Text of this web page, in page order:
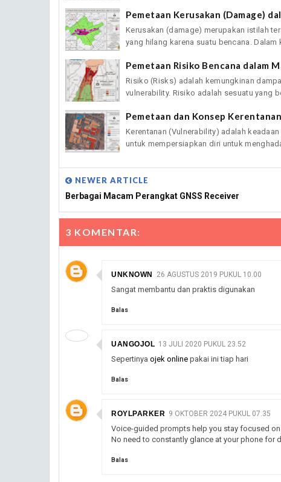
Pemetaan Kerusakan (Damage)
Kerusakan (damage) merupakan istilah
yang hilang karena suatu bencana. Dalam
Pemetaan Risiko Bencana dalam
Risiko (Risks) adalah kemungkinan
vulnerability. Risiko adalah sesuatu yang
Pemetaan dan Konsep
Kerentanan (Vulnerability) adalah
untuk mempersiapkan diri untuk
NEWER ARTICLE
Berbagai Macam Perangkat GNSS Receiver
3 KOMENTAR:
UNKNOWN 26 AGUSTUS 2019 PUKUL 10.00
Sangat membantu dan praktis digunakan
Balas
UANGOJOL 13 JULI 2020 PUKUL 23.52
Sepertinya ojek online pakai ini tiap hari
Balas
ROYLPARKER 9 OKTOBER 2024 PUKUL 07.35
Voice-guided prompts help you stay focused
No need to constantly glance at your phone for
Balas